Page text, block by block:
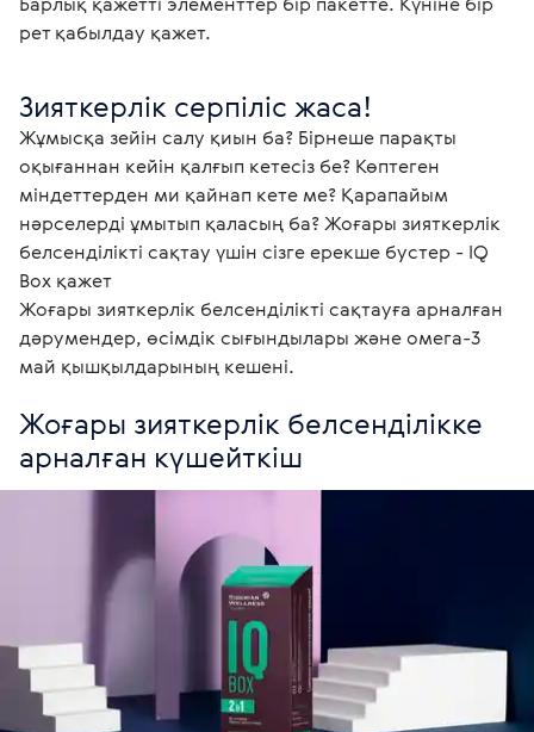
рет қабылдау қажет.
Зияткерлік серпіліс жаса!
Жұмысқа зейін салу қиын ба? Бірнеше парақты
оқығаннан кейін қалғып кетесіз бе? Көптеген
міндеттерден ми қайнап кете ме? Қарапайым
нәрселерді ұмытып қаласың ба? Жоғары зияткерлік
белсенділікті сақтау үшін сізге ерекше бустер - IQ
Box қажет
Жоғары зияткерлік белсенділікті сақтауға арналған
дәрумендер, өсімдік сығындылары және омега-3
май қышқылдарының кешені.
Жоғары зияткерлік белсенділікке
арналған күшейткіш